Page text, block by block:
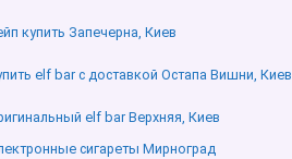
купить Запечерна, Киев
elf bar с доставкой Остапа Вишни, Киев
elf bar Верхняя, Киев
сигареты Мирноград